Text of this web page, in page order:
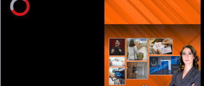
Video
Oynatıcısı
yükleniyor.